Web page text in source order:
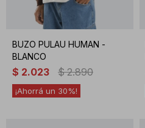
BUZO PULAU HUMAN -
BLANCO
$ 2.023 $ 2.890
30